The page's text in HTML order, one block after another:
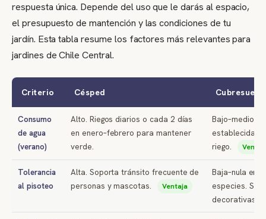
respuesta única. Depende del uso que le darás al espacio,
el presupuesto de mantención y las condiciones de tu
jardín. Esta tabla resume los factores más relevantes para
jardines de Chile Central.
Criterio Césped Cubresuelo
Consumo
de agua
(verano)
Alto. Riegos diarios o cada 2 días
en enero–febrero para mantener
verde.
Bajo–medio.
establecidas
riego.
Tolerancia
al pisoteo
Alta. Soporta tránsito frecuente de
personas y mascotas.
Ventaja
Baja–nula en
especies.
decorativas